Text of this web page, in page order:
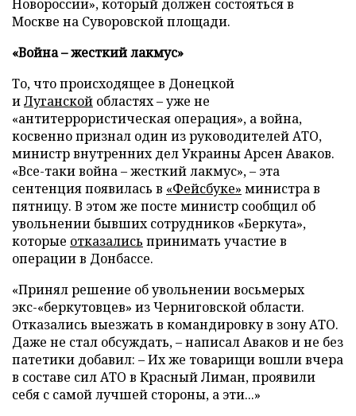
Новороссии», который должен состояться в
Москве на Суворовской площади.
«Война – жесткий лакмус»
То, что происходящее в Донецкой
иЛуганской областях – уже не
«антитеррористическая операция», а война,
косвенно признал один из руководителей АТО,
министр внутренних дел Украины Арсен Аваков.
«Все-таки война–жесткий лакмус»,– эта
сентенция появилась в «Фейсбуке» министра в
пятницу. В этом же посте министр сообщил об
увольнении бывших сотрудников «Беркута»,
которые отказались принимать участие в
операции в Донбассе.
«Принял решение об увольнении восьмерых
экс-«беркутовцев» из Черниговской области.
Отказались выезжать в командировку в зону АТО.
Даже не стал обсуждать,–написал Аваков и не без
патетики добавил: –Их же товарищи вошли вчера
в составе сил АТО в Красный Лиман, проявили
себя с самой лучшей стороны, а эти...»